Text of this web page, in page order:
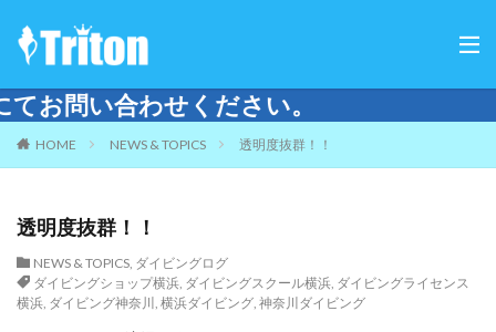
。
HOME NEWS & TOPICS 透明度抜群！！
透明度抜群！！
NEWS & TOPICS, ダイビングログ
ダイビングショップ横浜, ダイビングスクール横浜, ダイビングライセンス
横浜, ダイビング神奈川 , 横浜ダイビング, 神奈川ダイビング